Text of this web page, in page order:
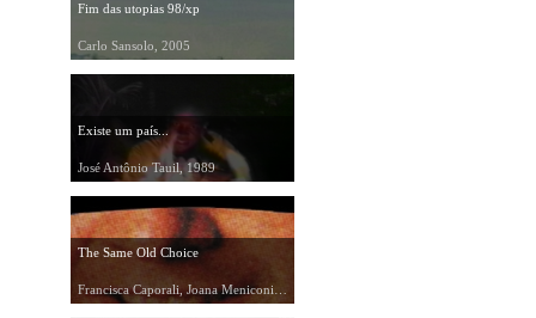
Fim das utopias 98/xp
Carlo Sansolo, 2005
Existe um país...
José Antônio Tauil, 1989
The Same Old Choice